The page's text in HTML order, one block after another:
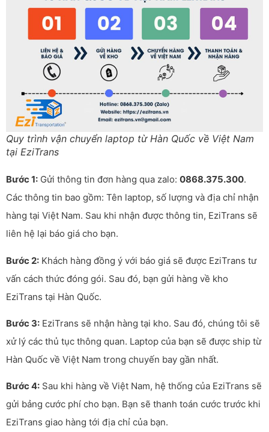
Quy trình vận chuyển laptop từ Hàn Quốc về Việt Nam
tại EziTrans
Bước 1: Gửi thông tin đơn hàng qua zalo: 0868.375.300.
Các thông tin bao gồm: Tên laptop, số lượng và địa chỉ nhận
hàng tại Việt Nam. Sau khi nhận được thông tin, EziTrans sẽ
liên hệ lại báo giá cho bạn.
Bước 2: Khách hàng đồng ý với báo giá sẽ được EziTrans tư
vấn cách thức đóng gói. Sau đó, bạn gửi hàng về kho
EziTrans tại Hàn Quốc.
Bước 3: EziTrans sẽ nhận hàng tại kho. Sau đó, chúng tôi sẽ
xử lý các thủ tục thông quan. Laptop của bạn sẽ được ship từ
Hàn Quốc về Việt Nam trong chuyến bay gần nhất.
Bước 4: Sau khi hàng về Việt Nam, hệ thống của EziTrans sẽ
gửi bảng cước phí cho bạn. Bạn sẽ thanh toán cước trước khi
EziTrans giao hàng tới địa chỉ của bạn.